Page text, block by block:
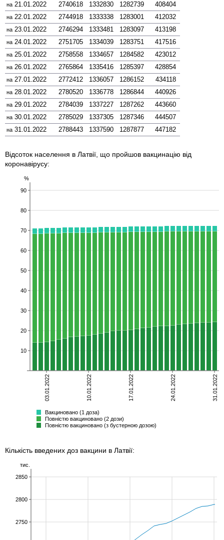
на 21.01.2022 2740618 1332830 1282739 408404
на 22.01.2022 2744918 1333338 1283001 412032
на 23.01.2022 2746294 1333481 1283097 413198
на 24.01.2022 2751705 1334039 1283751 417516
на 25.01.2022 2758558 1334657 1284582 423012
на 26.01.2022 2765864 1335416 1285397 428854
на 27.01.2022 2772412 1336057 1286152 434118
на 28.01.2022 2780520 1336778 1286844 440926
на 29.01.2022 2784039 1337227 1287262 443660
на 30.01.2022 2785029 1337305 1287346 444507
на 31.01.2022 2788443 1337590 1287877 447182
Відсоток населення в Латвії, що пройшов вакцинацію від
коронавірусу:
неповністю
повністю
бустер
Всього
03.01.2022 10.01.2022 17.01.2022 24.01.2022 31.01.2022
10
20
30
40
50
60
70
80
90
%
Вакциновано (1 доза)
Повністю вакциновано (2 дози)
Повністю вакциновано (з бустерною дозою)
Кількість введених доз вакцини в Латвії:
2750
2800
2850
тис.